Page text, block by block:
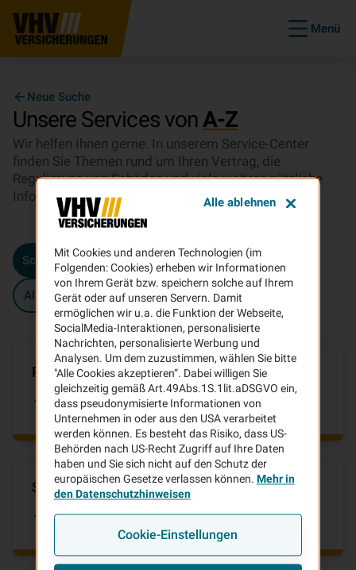
Menü
Neue Suche
Unsere Services vonA-Z
Wir helfen Ihnen gerne. In unserem Service-Center
finden Sie Themen rund um Ihren Vertrag, die
Regulierung von Schäden und viele weitere nützliche
Informationen und Service-Leistungen der VHV.
Schaden Bescheinigungen Vertragsänderung
Allgemein Beratung & Verkauf
Pannenhilfe & Schutzbrief
Zum Service
Schaden melden
Zum Service
Mit Cookies und anderen Technologien (im
Folgenden: Cookies) erheben wir Informationen
von Ihrem Gerät bzw. speichern solche auf Ihrem
Gerät oder auf unseren Servern. Damit
ermöglichen wir u.a. die Funktion der Webseite,
SocialMedia-Interaktionen, personalisierte
Nachrichten, personalisierte Werbung und
Analysen. Um dem zuzustimmen, wählen Sie bitte
"Alle Cookies akzeptieren“. Dabei willigen Sie
gleichzeitig gemäß Art.49Abs.1S.1lit.aDSGVO ein,
dass pseudonymisierte Informationen von
Unternehmen in oder aus den USA verarbeitet
werden können. Es besteht das Risiko, dass US-
Behörden nach US-Recht Zugriff auf Ihre Daten
haben und Sie sich nicht auf den Schutz der
europäischen Gesetze verlassen können. Mehr in
den Datenschutzhinweisen
Cookie-Einstellungen
Alle ablehnen